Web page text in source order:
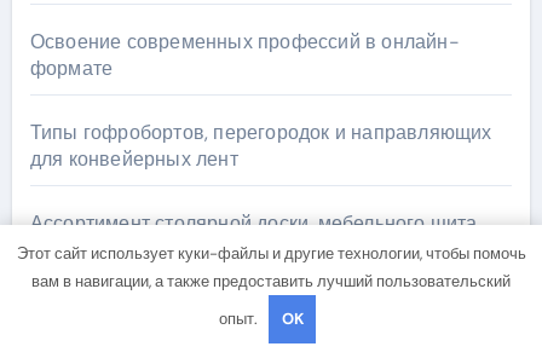
Освоение современных профессий в онлайн-
формате
Типы гофробортов, перегородок и направляющих
для конвейерных лент
Ассортимент столярной доски, мебельного щита,
фанеры, шпона и паркетной химии в каталоге
Этот сайт использует куки-файлы и другие технологии, чтобы помочь
вам в навигации, а также предоставить лучший пользовательский
опыт.
OK